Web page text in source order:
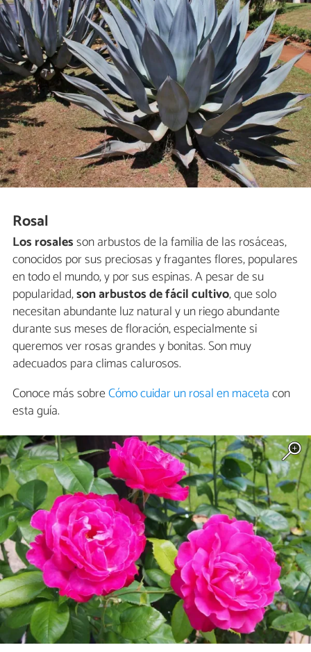
Rosal
Los rosalesson arbustos de la familia de las rosáceas,
conocidos por sus preciosas y fragantes flores, populares
en todo el mundo, y por sus espinas. A pesar de su
popularidad,son arbustos de fácil cultivo, que solo
necesitan abundante luz natural y un riego abundante
durante sus meses de floración, especialmente si
queremos ver rosas grandes y bonitas. Son muy
adecuados para climas calurosos.
Conoce más sobreCómo cuidar un rosal en macetacon
esta guía.